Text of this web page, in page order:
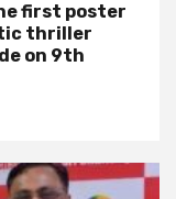
first poster
thriller
on 9th